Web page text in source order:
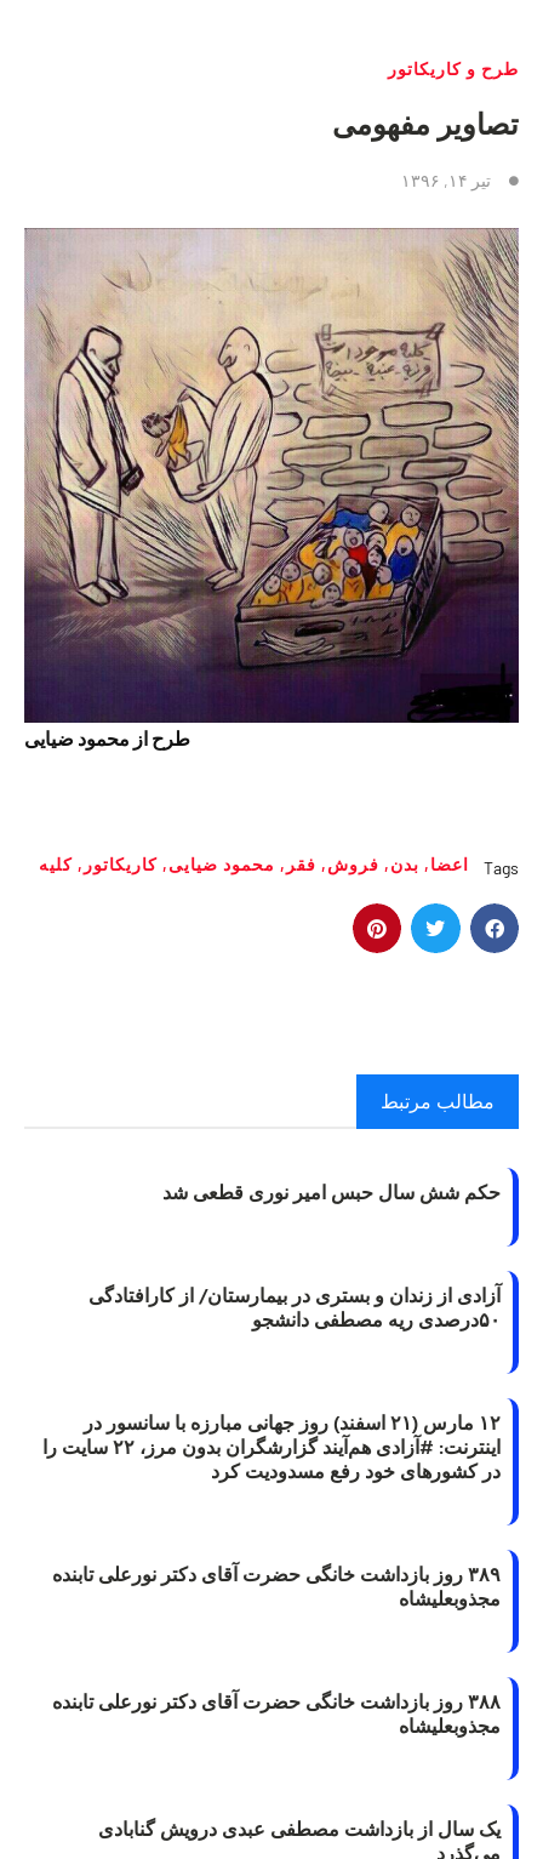
طرح و کاریکاتور
تصاویر مفهومی
تیر ۱۴, ۱۳۹۶
طرح از محمود ضیایی
Tags اعضا, بدن, فروش, فقر , محمود ضیایی, کاریکاتور , کلیه
مطالب مرتبط
حکم شش سال حبس امیر نوری قطعی شد
آزادی از زندان و بستری در بیمارستان/ از کارافتادگی
۵۰درصدی ریه مصطفی دانشجو
۱۲ مارس (۲۱ اسفند) روز جهانی مبارزه با سانسور در
اینترنت: #آزادی هم‌آیند گزارشگران‌ بدون مرز، ۲۲ سایت را
در کشورهای خود رفع مسدودیت کرد
۳۸۹ روز بازداشت خانگی حضرت آقای دکتر نورعلی تابنده
مجذوبعلیشاه
۳۸۸ روز بازداشت خانگی حضرت آقای دکتر نورعلی تابنده
مجذوبعلیشاه
یک سال از بازداشت مصطفی عبدی درویش گنابادی